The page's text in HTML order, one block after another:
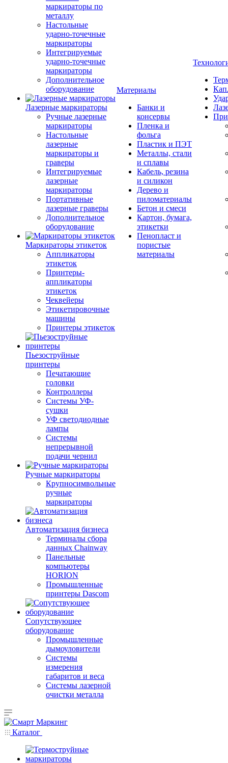
маркираторы по
металлу
Настольные
ударно-точечные
маркираторы
Интегрируемые
ударно-точечные
маркираторы
Дополнительное
оборудование
Лазерные маркираторы
Ручные лазерные
маркираторы
Настольные
лазерные
маркираторы и
граверы
Интегрируемые
лазерные
маркираторы
Портативные
лазерные граверы
Дополнительное
оборудование
Маркираторы этикеток
Аппликаторы
этикеток
Принтеры-
аппликаторы
этикеток
Чеквейеры
Этикетировочные
машины
Принтеры этикеток
Пьезоструйные
принтеры
Печатающие
головки
Контроллеры
Системы УФ-
сушки
УФ светодиодные
лампы
Системы
непрерывной
подачи чернил
Ручные маркираторы
Крупносимвольные
ручные
маркираторы
Автоматизация бизнеса
Терминалы сбора
данных Chainway
Панельные
компьютеры
HORION
Промышленные
принтеры Dascom
Сопутствующее
оборудование
Промышленные
дымоуловители
Системы
измерения
габаритов и веса
Системы лазерной
очистки металла
Материалы
Банки и
консервы
Пленка и
фольга
Пластик и ПЭТ
Металлы, стали
и сплавы
Кабель, резина
и силикон
Дерево и
пиломатериалы
Бетон и смеси
Картон, бумага,
этикетки
Пенопласт и
пористые
материалы
Каталог